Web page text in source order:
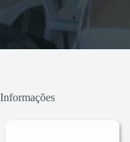
um processo
para poder
reforço
Informações